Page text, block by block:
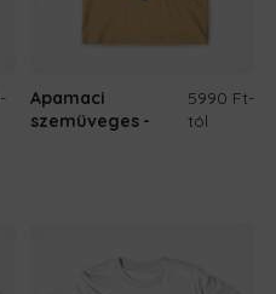
-
Apamaci
szemüveges
5990 Ft-
tól